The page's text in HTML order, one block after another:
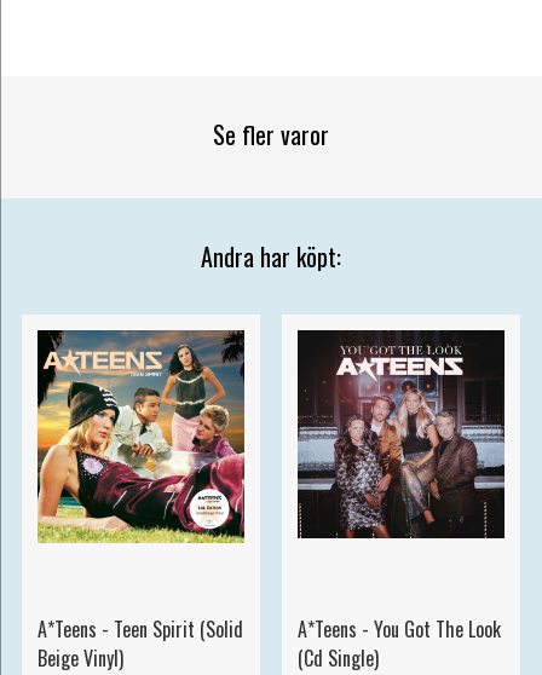
Se fler varor
Andra har köpt:
A*Teens - Teen Spirit (Solid
Beige Vinyl)
A*Teens - You Got The Look
(Cd Single)